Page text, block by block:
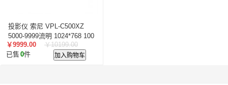
投影仪 索尼 VPL-C500XZ
5000-9999流明 1024*768 100
英寸
￥9999.00
￥10199.00
已售 0件 加入购物车